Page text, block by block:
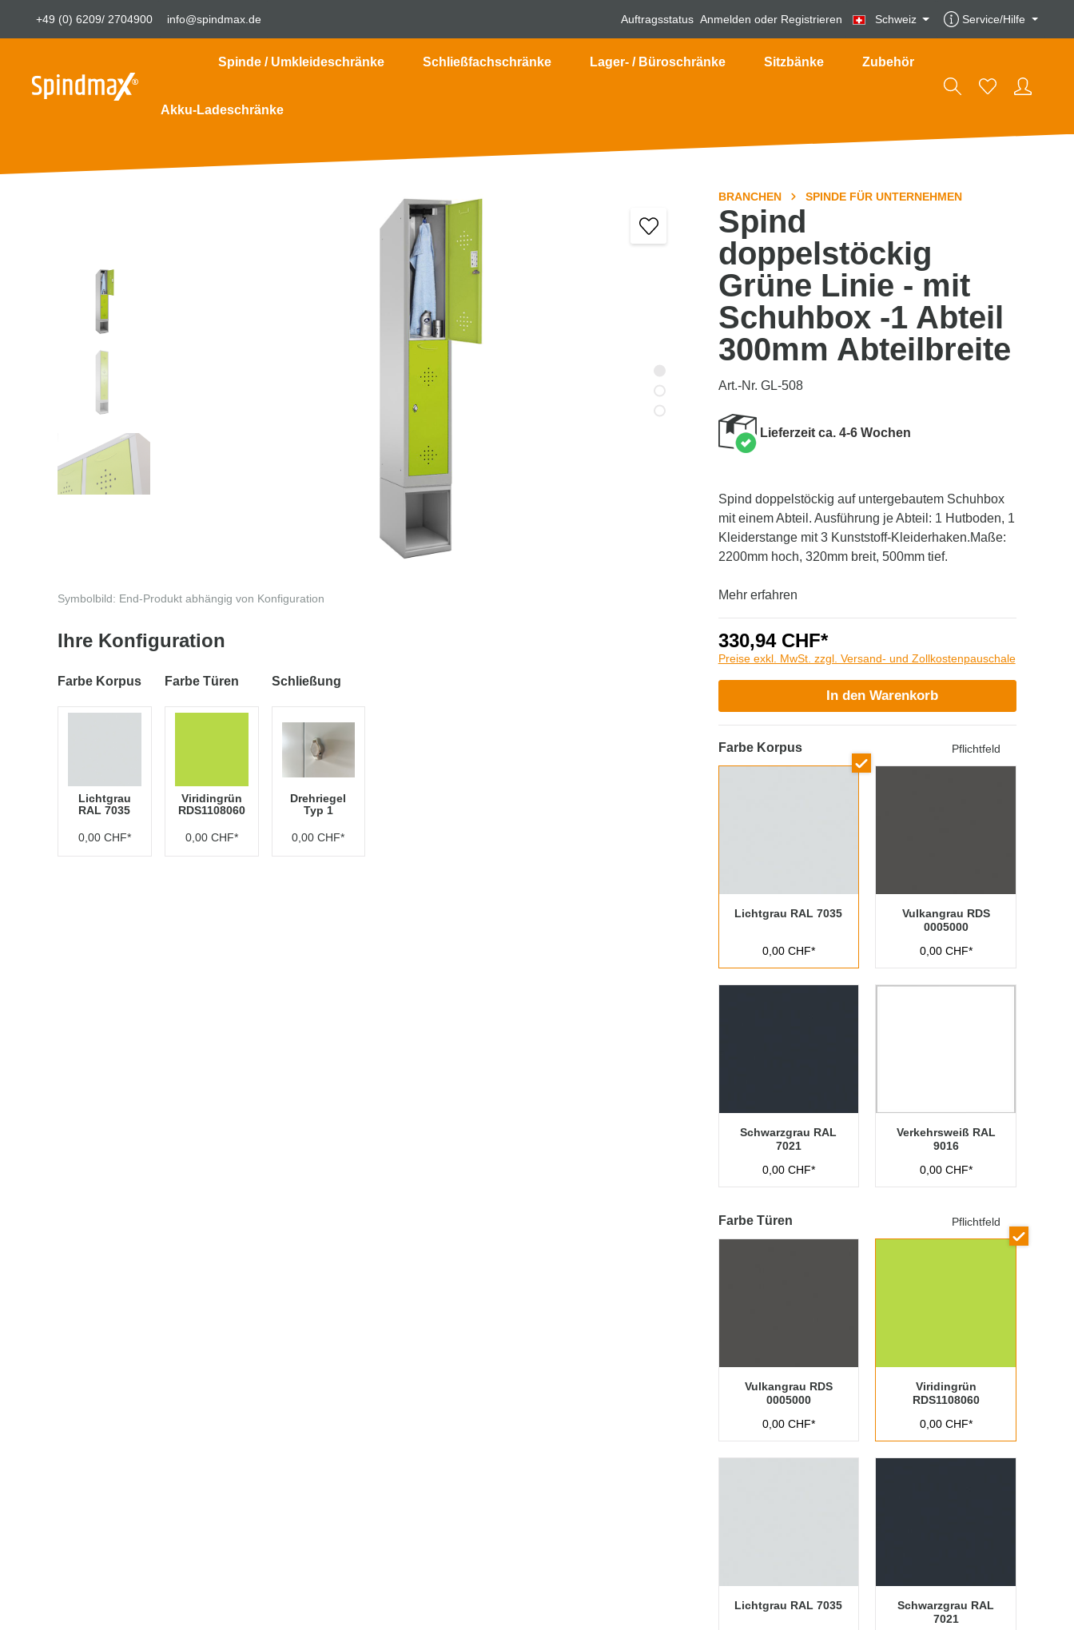
+49 (0) 6209/ 2704900 info@spindmax.de Auftragsstatus Anmelden oder Registrieren Schweiz Service/Hilfe
Spinde / Umkleideschränke Schließfachschränke Lager- / Büroschränke Sitzbänke Zubehör
Akku-Ladeschränke
Symbolbild: End-Produkt abhängig von Konfiguration
Ihre Konfiguration
Farbe Korpus
Lichtgrau
RAL 7035
0,00 CHF*
Farbe Türen
Viridingrün
RDS1108060
0,00 CHF*
Schließung
Drehriegel
Typ 1
0,00 CHF*
BRANCHEN SPINDE FÜR UNTERNEHMEN
Spind
doppelstöckig
Grüne Linie - mit
Schuhbox -1 Abteil
300mm Abteilbreite
Art.-Nr. GL-508
Lieferzeit ca. 4-6 Wochen
Spind doppelstöckig auf untergebautem Schuhbox
mit einem Abteil. Ausführung je Abteil: 1 Hutboden, 1
Kleiderstange mit 3 Kunststoff-Kleiderhaken.Maße:
2200mm hoch, 320mm breit, 500mm tief.
Mehr erfahren
330,94 CHF*
Preise exkl. MwSt. zzgl. Versand- und Zollkostenpauschale
In den Warenkorb
Farbe Korpus Pflichtfeld
Lichtgrau RAL 7035
0,00 CHF*
Vulkangrau RDS
0005000
0,00 CHF*
Schwarzgrau RAL
7021
0,00 CHF*
Verkehrsweiß RAL
9016
0,00 CHF*
Farbe Türen Pflichtfeld
Vulkangrau RDS
0005000
0,00 CHF*
Viridingrün
RDS1108060
0,00 CHF*
Lichtgrau RAL 7035
Schwarzgrau RAL
7021